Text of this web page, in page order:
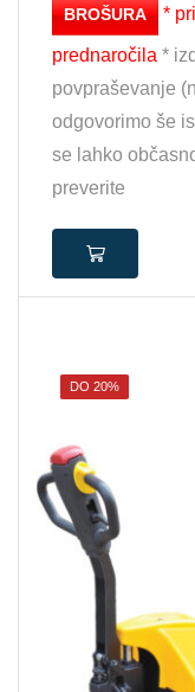
BROŠURA *
prednaročila *
povpraševanje
odgovorimo še
se lahko
preverite
DO 20%